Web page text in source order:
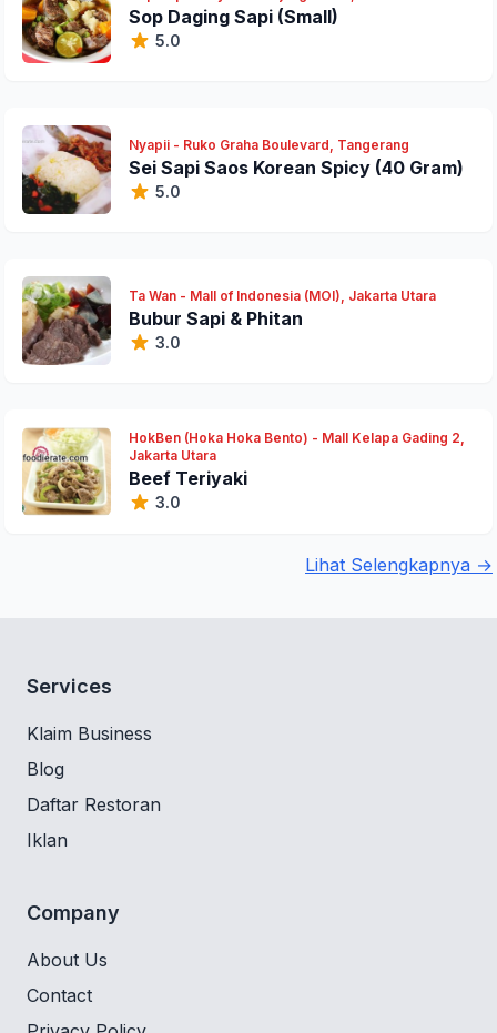
Sop Daging Sapi (Small)
5.0
Nyapii - Ruko Graha Boulevard, Tangerang
Sei Sapi Saos Korean Spicy (40 Gram)
5.0
Ta Wan - Mall of Indonesia (MOI), Jakarta Utara
Bubur Sapi & Phitan
3.0
HokBen (Hoka Hoka Bento) - Mall Kelapa Gading 2,
Jakarta Utara
Beef Teriyaki
3.0
Lihat Selengkapnya →
Services
Klaim Business
Blog
Daftar Restoran
Iklan
Company
About Us
Contact